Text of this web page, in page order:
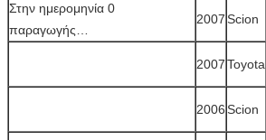
Στην ημερομηνία 0
παραγωγής…
2007Scion
2007Toyota
2006Scion